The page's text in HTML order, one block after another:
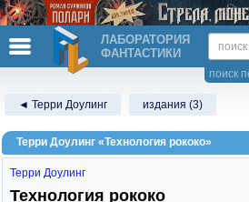
ЛАБОРАТОРИЯ
ФАНТАСТИКИ
поиск
◄ Терри Доулинг издания (3)
Терри Доулинг «Технология рококо»
Терри Доулинг
Технология рококо